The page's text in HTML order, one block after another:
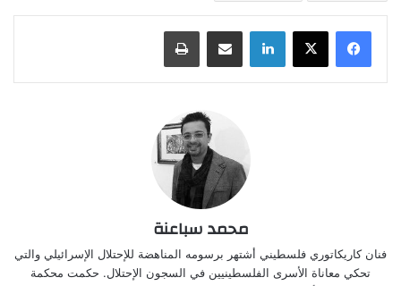
لينكدإن مشاركة عبر البريد طباعة
محمد سباعنة
فنان كاريكاتوري فلسطيني أشتهر برسومه المناهضة للإحتلال الإسرائيلي والتي
تحكي معاناة الأسرى الفلسطينيين في السجون الإحتلال. حكمت محكمة